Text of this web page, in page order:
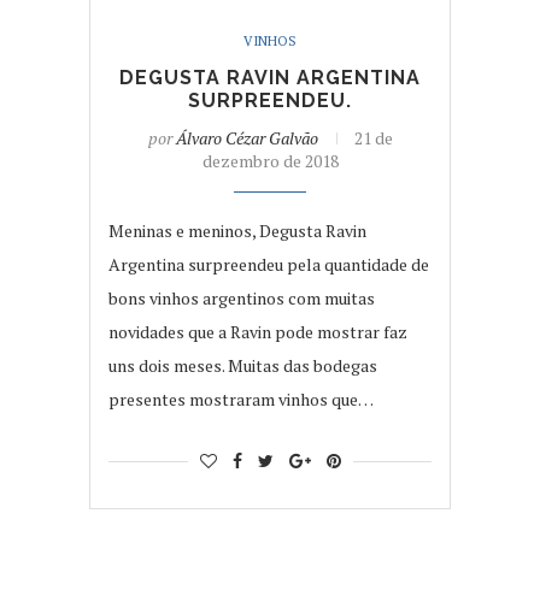
VINHOS
DEGUSTA RAVIN ARGENTINA
SURPREENDEU.
porÁlvaro Cézar Galvão
21 de
dezembro de 2018
Meninas e meninos, Degusta Ravin
Argentina surpreendeu pela quantidade de
bons vinhos argentinos com muitas
novidades que a Ravin pode mostrar faz
uns dois meses. Muitas das bodegas
presentes mostraram vinhos que…